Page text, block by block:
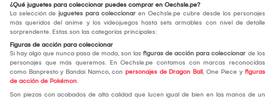
¿Qué juguetes para coleccionar puedes comprar en Oechsle.pe?
La selección de juguetes para coleccionar en Oechsle.pe cubre desde los personajes
más queridos del anime y los videojuegos hasta sets armables con nivel de detalle
sorprendente. Estas son las categorías principales:
Figuras de acción para coleccionar
Si hay algo que nunca pasa de moda, son las figuras de acción para coleccionar de los
personajes que más queremos. En Oechsle.pe contamos con marcas reconocidas
como Banpresto y Bandai Namco, con personajes de Dragon Ball, One Piece y figuras
de acción de Pokémon.
Son piezas con acabados de alta calidad que lucen igual de bien en las manos de un